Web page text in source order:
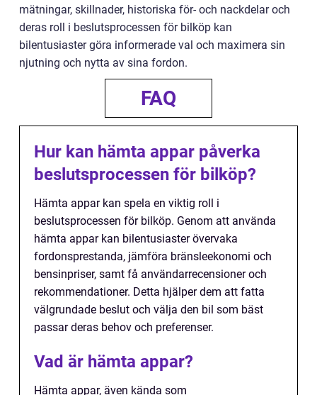
mätningar, skillnader, historiska för- och nackdelar och
deras roll i beslutsprocessen för bilköp kan
bilentusiaster göra informerade val och maximera sin
njutning och nytta av sina fordon.
FAQ
Hur kan hämta appar påverka
beslutsprocessen för bilköp?
Hämta appar kan spela en viktig roll i
beslutsprocessen för bilköp. Genom att använda
hämta appar kan bilentusiaster övervaka
fordonsprestanda, jämföra bränsleekonomi och
bensinpriser, samt få användarrecensioner och
rekommendationer. Detta hjälper dem att fatta
välgrundade beslut och välja den bil som bäst
passar deras behov och preferenser.
Vad är hämta appar?
Hämta appar, även kända som